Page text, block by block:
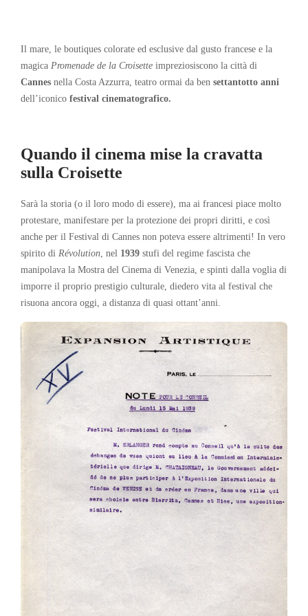
Il mare, le boutiques colorate ed esclusive dal gusto francese e la
magica Promenade de la Croisette impreziosiscono la città di
Cannes nella Costa Azzurra, teatro ormai da ben settantotto anni
dell’iconico festival cinematografico.
Quando il cinema mise la cravatta
sulla Croisette
Sarà la storia (o il loro modo di essere), ma ai francesi piace molto
protestare, manifestare per la protezione dei propri diritti, e così
anche per il Festival di Cannes non poteva essere altrimenti! In vero
spirito di Révolution, nel 1939 stufi del regime fascista che
manipolava la Mostra del Cinema di Venezia, e spinti dalla voglia di
imporre il proprio prestigio culturale, diedero vita al festival che
risuona ancora oggi, a distanza di quasi ottant’anni.